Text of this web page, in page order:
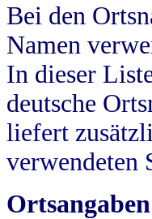
Bei den
Namen
In dieser
deutsche
liefert
verwendeten